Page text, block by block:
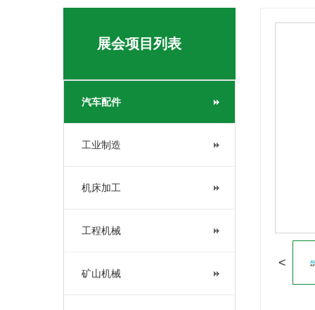
展会项目列表
汽车配件
工业制造
机床加工
工程机械
矿山机械
<